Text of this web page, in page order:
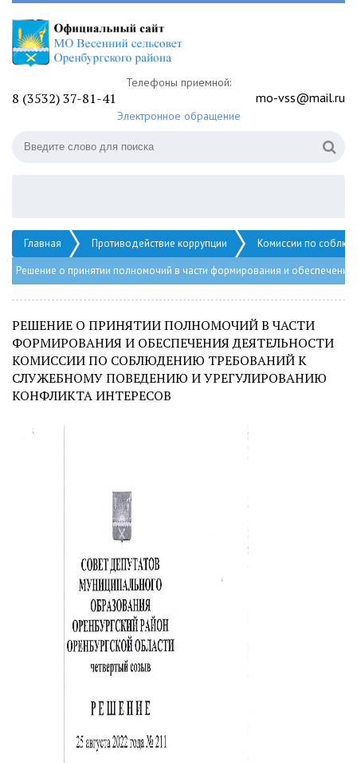
Телефоны приемной:
8 (3532) 37-81-41 mo-vss@mail.ru
Электронное обращение
Главная Противодействие коррупции
Комиссии по
Решение о принятии полномочий в части формирования и
РЕШЕНИЕ О ПРИНЯТИИ ПОЛНОМОЧИЙ В ЧАСТИ
ФОРМИРОВАНИЯ И ОБЕСПЕЧЕНИЯ ДЕЯТЕЛЬНОСТИ
КОМИССИИ ПО СОБЛЮДЕНИЮ ТРЕБОВАНИЙ К
СЛУЖЕБНОМУ ПОВЕДЕНИЮ И УРЕГУЛИРОВАНИЮ
КОНФЛИКТА ИНТЕРЕСОВ